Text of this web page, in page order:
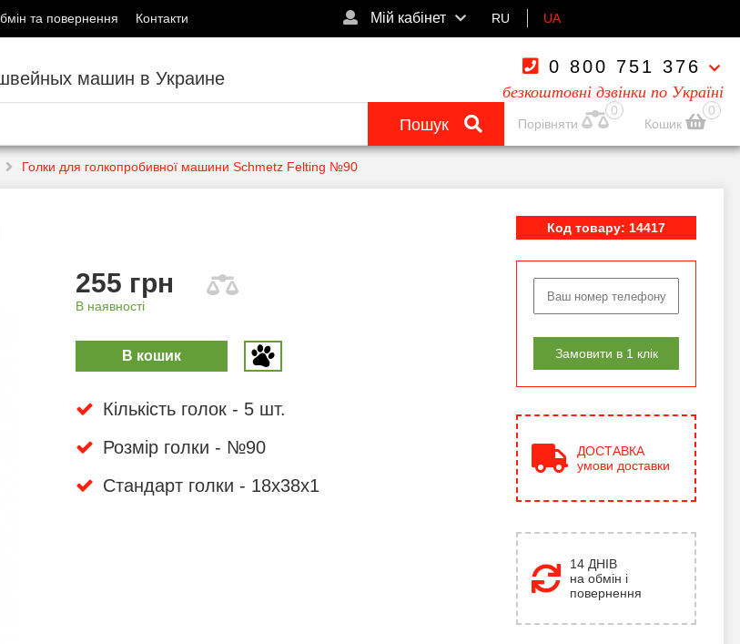
та повернення Контакти Мій кабінет RU UA
машин в Украине
0 800 751 376
безкоштовні дзвінки по Україні
Пошук
0
Порівняти
0
Кошик
Голки для голкопробивної машини Schmetz Felting №90
255 грн
В наявності
В кошик
Кількість голок - 5 шт.
Розмір голки - №90
Стандарт голки - 18x38x1
Код товару: 14417
Замовити в 1 клік
ДОСТАВКА
умови доставки
14 ДНІВ
на обмін і
повернення